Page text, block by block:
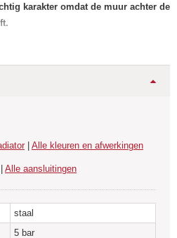
karakter omdat de muur achter de
gewicht van deze radiator zijn
in een enkele
of hal.
op uw centraal verwarmingssysteem
met een midden-onderaansluiting van
| Alle kleuren en afwerkingen
| Alle aansluitingen
staal
5 bar